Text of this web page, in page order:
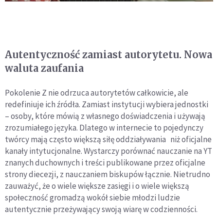
Autentyczność zamiast autorytetu. Nowa
waluta zaufania
Pokolenie Z nie odrzuca autorytetów całkowicie, ale
redefiniuje ich źródła. Zamiast instytucji wybiera jednostki
– osoby, które mówią z własnego doświadczenia i używają
zrozumiałego języka. Dlatego w internecie to pojedynczy
twórcy mają często większą siłę oddziaływania niż oficjalne
kanały intytucjonalne. Wystarczy porównać nauczanie na YT
znanych duchownych i treści publikowane przez oficjalne
strony diecezji, z nauczaniem biskupów łącznie. Nietrudno
zauważyć, że o wiele większe zasięgi i o wiele większą
społeczność gromadzą wokół siebie młodzi ludzie
autentycznie przeżywający swoją wiarę w codzienności.